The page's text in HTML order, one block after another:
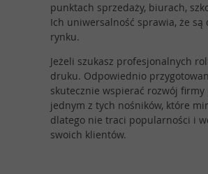
punktach sprzedaży, biurach,
Ich uniwersalność sprawia, że
rynku.
Jeżeli szukasz profesjonalnych
druku. Odpowiednio
skutecznie wspierać rozwój
jednym z tych nośników, które
dlatego nie traci popularności i
swoich klientów.